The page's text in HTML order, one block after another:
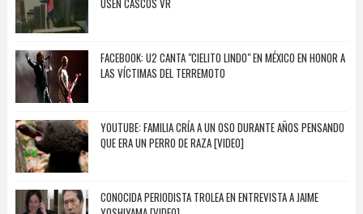
USEN CASCOS VR
FACEBOOK: U2 CANTA "CIELITO LINDO" EN MÉXICO EN HONOR A
LAS VÍCTIMAS DEL TERREMOTO
YOUTUBE: FAMILIA CRÍA A UN OSO DURANTE AÑOS PENSANDO
QUE ERA UN PERRO DE RAZA [VIDEO]
CONOCIDA PERIODISTA TROLEA EN ENTREVISTA A JAIME